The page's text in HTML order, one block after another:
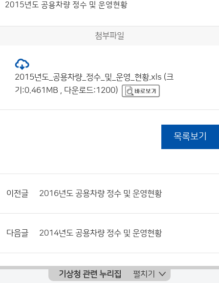
2015년도 공용차량 정수 및 운영현황
첨부파일
2015년도_공용차량_정수_및_운영_현황.xls (크
기:0.461MB , 다운로드:1200)
목록보기
이전글 2016년도 공용차량 정수 및 운영현황
다음글 2014년도 공용차량 정수 및 운영현황
기상청 관련 누리집 펼치기